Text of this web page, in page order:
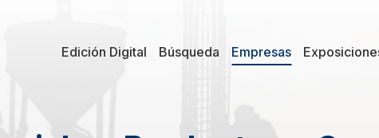
Edición Digital Búsqueda Empresas